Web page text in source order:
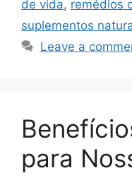
de vida, remédios
suplementos
Leave a
para